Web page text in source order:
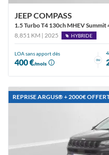
JEEP COMPASS
1.5 Turbo T4 130ch MHEV Summit
8,851 KM | 2025
HYBRIDE
LOA sans apport dès
400 €/mois
ou
REPRISE ARGUS®️ + 2000€